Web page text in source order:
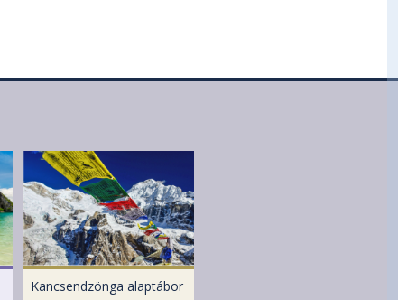
Kancsendzönga alaptábor